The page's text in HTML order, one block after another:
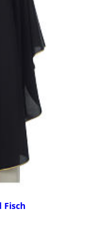
Fisch